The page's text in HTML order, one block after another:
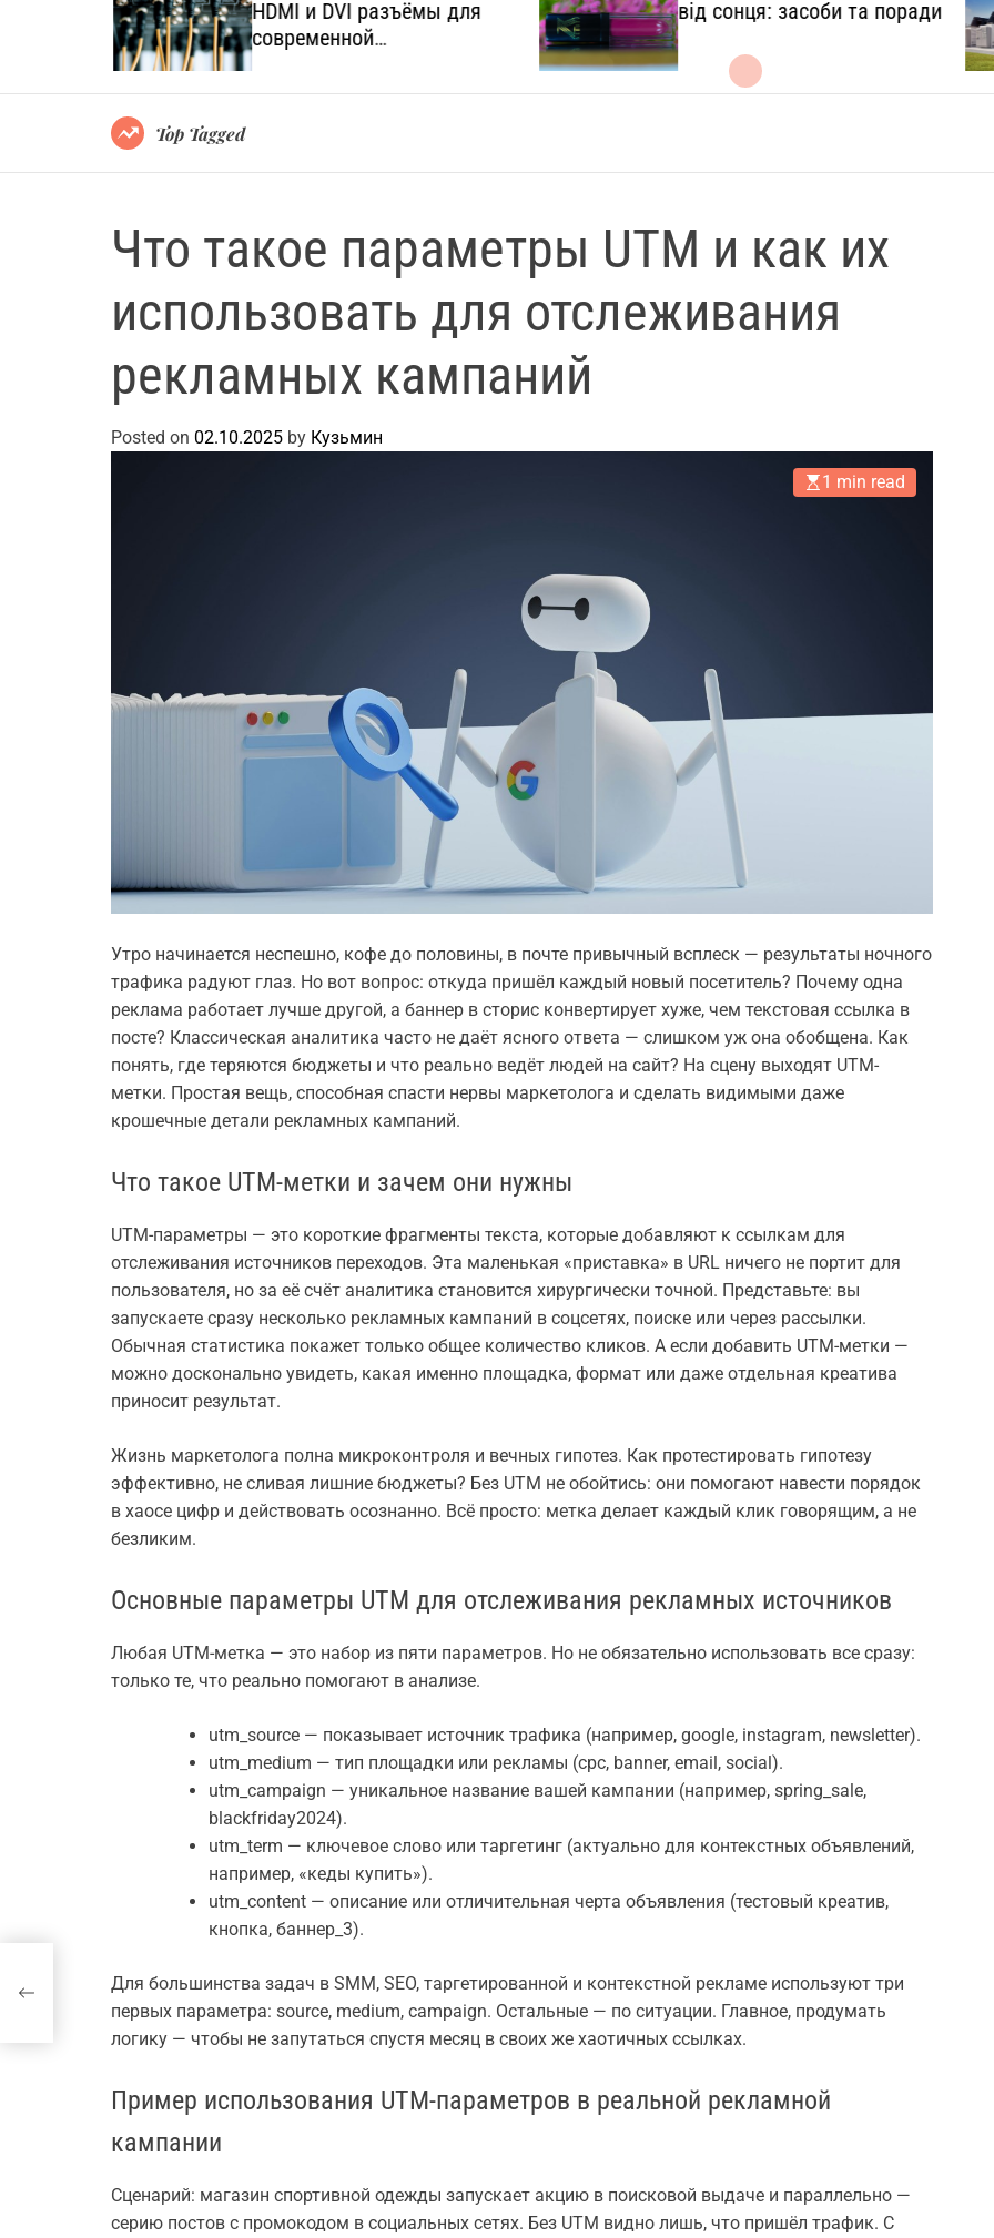
l
.
c
o
u
HDMI и DVI разъёмы для
современной
мультимедийной техники
від сонця: засоби та поради
Top Tagged
Что такое параметры UTM и как их
использовать для отслеживания
рекламных кампаний
Posted on 02.10.2025 by Кузьмин
1 min read
Утро начинается неспешно, кофе до половины, в почте привычный всплеск — результаты ночного
трафика радуют глаз. Но вот вопрос: откуда пришёл каждый новый посетитель? Почему одна
реклама работает лучше другой, а баннер в сторис конвертирует хуже, чем текстовая ссылка в
посте? Классическая аналитика часто не даёт ясного ответа — слишком уж она обобщена. Как
понять, где теряются бюджеты и что реально ведёт людей на сайт? На сцену выходят UTM-
метки. Простая вещь, способная спасти нервы маркетолога и сделать видимыми даже
крошечные детали рекламных кампаний.
Что такое UTM-метки и зачем они нужны
UTM-параметры — это короткие фрагменты текста, которые добавляют к ссылкам для
отслеживания источников переходов. Эта маленькая «приставка» в URL ничего не портит для
пользователя, но за её счёт аналитика становится хирургически точной. Представьте: вы
запускаете сразу несколько рекламных кампаний в соцсетях, поиске или через рассылки.
Обычная статистика покажет только общее количество кликов. А если добавить UTM-метки —
можно досконально увидеть, какая именно площадка, формат или даже отдельная креатива
приносит результат.
Жизнь маркетолога полна микроконтроля и вечных гипотез. Как протестировать гипотезу
эффективно, не сливая лишние бюджеты? Без UTM не обойтись: они помогают навести порядок
в хаосе цифр и действовать осознанно. Всё просто: метка делает каждый клик говорящим, а не
безликим.
Основные параметры UTM для отслеживания рекламных источников
Любая UTM-метка — это набор из пяти параметров. Но не обязательно использовать все сразу:
только те, что реально помогают в анализе.
utm_source — показывает источник трафика (например, google, instagram, newsletter).
utm_medium — тип площадки или рекламы (cpc, banner, email, social).
utm_campaign — уникальное название вашей кампании (например, spring_sale,
blackfriday2024).
utm_term — ключевое слово или таргетинг (актуально для контекстных объявлений,
например, «кеды купить»).
utm_content — описание или отличительная черта объявления (тестовый креатив,
кнопка, баннер_3).
Для большинства задач в SMM, SEO, таргетированной и контекстной рекламе используют три
первых параметра: source, medium, campaign. Остальные — по ситуации. Главное, продумать
логику — чтобы не запутаться спустя месяц в своих же хаотичных ссылках.
Пример использования UTM-параметров в реальной рекламной
кампании
Сценарий: магазин спортивной одежды запускает акцию в поисковой выдаче и параллельно —
серию постов с промокодом в социальных сетях. Без UTM видно лишь, что пришёл трафик. С